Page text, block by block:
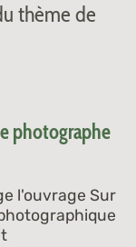
thème de
photographe
l'ouvrage Sur